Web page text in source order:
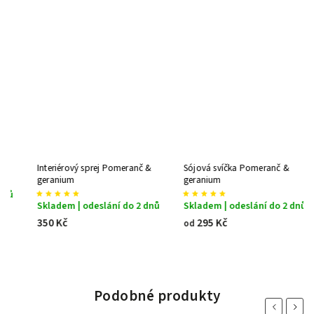
Interiérový sprej Pomeranč &
geranium
Skladem | odeslání do 2 dnů
350 Kč
Sójová svíčka Pomeranč &
geranium
Skladem | odeslání do 2 dnů
295 Kč
Podobné produkty
PreviousNext